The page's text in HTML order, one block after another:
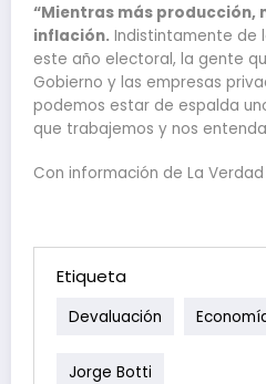
“Mientras más producción,
inflación. Indistintamente de
este año electoral, la gente
Gobierno y las empresas
podemos estar de espalda
que trabajemos y nos
Con información de La Verdad
Etiqueta
Devaluación
Jorge Botti